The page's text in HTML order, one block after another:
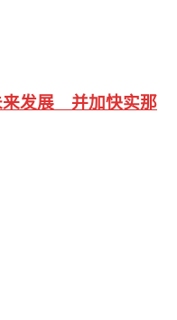
来发展 并加快实那